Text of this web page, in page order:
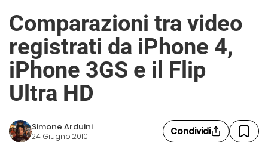
Comparazioni tra video
registrati da iPhone 4,
iPhone 3GS e il Flip
Ultra HD
Simone Arduini
24 Giugno 2010 Condividi